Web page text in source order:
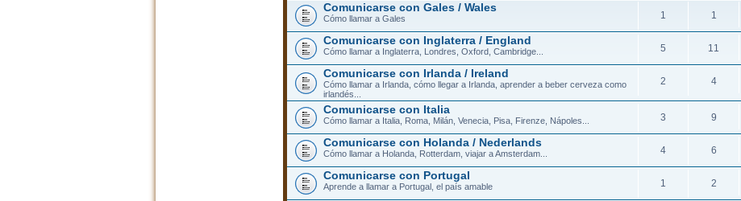
Comunicarse con Gales / Wales
Cómo llamar a Gales 1 1
Comunicarse con Inglaterra / England
Cómo llamar a Inglaterra, Londres, Oxford, Cambridge... 5 11
Comunicarse con Irlanda / Ireland
Cómo llamar a Irlanda, cómo llegar a Irlanda, aprender a beber cerveza como
irlandés...
2 4
Comunicarse con Italia
Cómo llamar a Italia, Roma, Milán, Venecia, Pisa, Firenze, Nápoles... 3 9
Comunicarse con Holanda / Nederlands
Cómo llamar a Holanda, Rotterdam, viajar a Amsterdam... 4 6
Comunicarse con Portugal
Aprende a llamar a Portugal, el país amable 1 2